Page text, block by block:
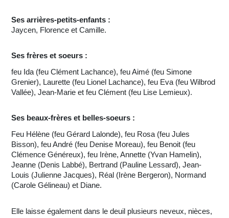
Ses arrières-petits-enfants :
Jaycen, Florence et Camille.
Ses frères et soeurs :
feu Ida (feu Clément Lachance), feu Aimé (feu Simone
Grenier), Laurette (feu Lionel Lachance), feu Eva (feu Wilbrod
Vallée), Jean-Marie et feu Clément (feu Lise Lemieux).
Ses beaux-frères et belles-soeurs :
Feu Hélène (feu Gérard Lalonde), feu Rosa (feu Jules
Bisson), feu André (feu Denise Moreau), feu Benoit (feu
Clémence Généreux), feu Irène, Annette (Yvan Hamelin),
Jeanne (Denis Labbé), Bertrand (Pauline Lessard), Jean-
Louis (Julienne Jacques), Réal (Irène Bergeron), Normand
(Carole Gélineau) et Diane.
Elle laisse également dans le deuil plusieurs neveux, nièces,